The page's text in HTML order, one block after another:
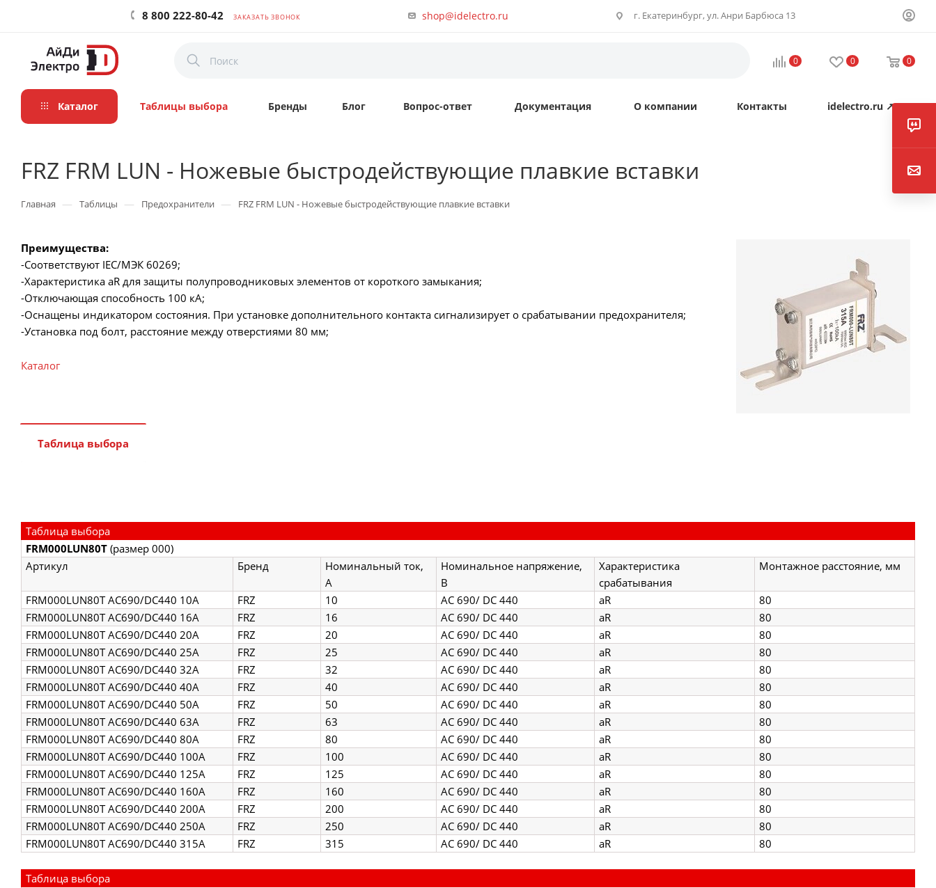
8 800 222-80-42 ЗАКАЗАТЬ ЗВОНОК shop@idelectro.ru г. Екатеринбург, ул. Анри Барбюса 13
0 0 0
Каталог Таблицы выбора Бренды Блог Вопрос-ответ Документация О компании Контакты idelectro.ru ↗
FRZ FRM LUN - Ножевые быстродействующие плавкие вставки
Главная — Таблицы — Предохранители — FRZ FRM LUN - Ножевые быстродействующие плавкие вставки
Преимущества:
-Соответствуют IEC/МЭК 60269;
-Характеристика aR для защиты полупроводниковых элементов от короткого замыкания;
-Отключающая способность 100 кА;
-Оснащены индикатором состояния. При установке дополнительного контакта сигнализирует о срабатывании предохранителя;
-Установка под болт, расстояние между отверстиями 80 мм;
Каталог
Таблица выбора
Таблица выбора
FRM000LUN80T (размер 000)
Артикул
Бренд
Номинальный ток,
А
Номинальное напряжение,
В
Характеристика
срабатывания
Монтажное расстояние, мм
FRM000LUN80T AC690/DC440 10A FRZ 10 AC 690/ DC 440 aR
80
FRM000LUN80T AC690/DC440 16A
FRZ 16 AC 690/ DC 440 aR
80
FRM000LUN80T AC690/DC440 20A
FRZ 20 AC 690/ DC 440 aR
80
FRM000LUN80T AC690/DC440 25A
FRZ 25 AC 690/ DC 440 aR
80
FRM000LUN80T AC690/DC440 32A
FRZ 32 AC 690/ DC 440 aR
80
FRM000LUN80T AC690/DC440 40A
FRZ 40 AC 690/ DC 440 aR
80
FRM000LUN80T AC690/DC440 50A
FRZ 50 AC 690/ DC 440 aR
80
FRM000LUN80T AC690/DC440 63A
FRZ 63 AC 690/ DC 440 aR
80
FRM000LUN80T AC690/DC440 80A
FRZ 80 AC 690/ DC 440 aR
80
FRM000LUN80T AC690/DC440 100A
FRZ 100 AC 690/ DC 440 aR
80
FRM000LUN80T AC690/DC440 125A
FRZ 125 AC 690/ DC 440 aR
80
FRM000LUN80T AC690/DC440 160A
FRZ 160 AC 690/ DC 440 aR
80
FRM000LUN80T AC690/DC440 200A
FRZ 200 AC 690/ DC 440 aR
80
FRM000LUN80T AC690/DC440 250A
FRZ 250 AC 690/ DC 440 aR
80
FRM000LUN80T AC690/DC440 315A
FRZ 315 AC 690/ DC 440 aR 80
Таблица выбора